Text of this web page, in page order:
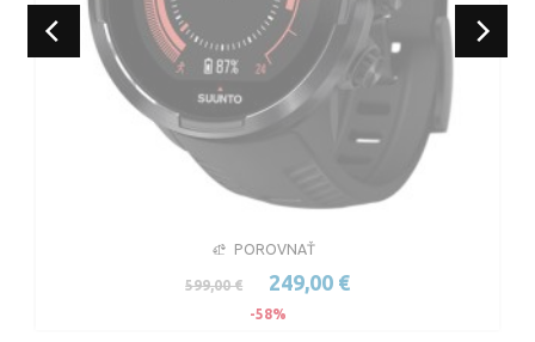
POROVNAŤ
599,00 € 249,00 €
-58%